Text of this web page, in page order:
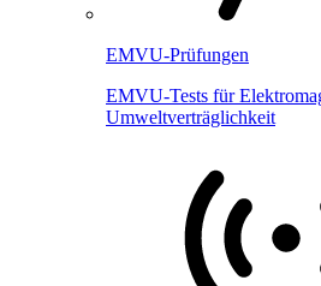
EMVU-Prüfungen
EMVU-Tests für
Umweltverträglichkeit